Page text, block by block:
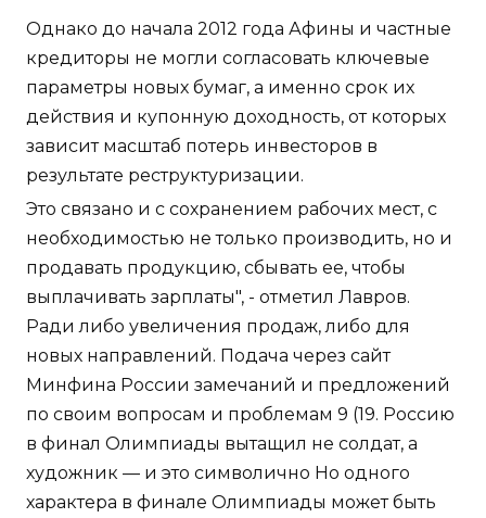
Однако до начала 2012 года Афины и частные
кредиторы не могли согласовать ключевые
параметры новых бумаг, а именно срок их
действия и купонную доходность, от которых
зависит масштаб потерь инвесторов в
результате реструктуризации.
Это связано и с сохранением рабочих мест, с
необходимостью не только производить, но и
продавать продукцию, сбывать ее, чтобы
выплачивать зарплаты", - отметил Лавров.
Ради либо увеличения продаж, либо для
новых направлений. Подача через сайт
Минфина России замечаний и предложений
по своим вопросам и проблемам 9 (19. Россию
в финал Олимпиады вытащил не солдат, а
художник — и это символично Но одного
характера в финале Олимпиады может быть